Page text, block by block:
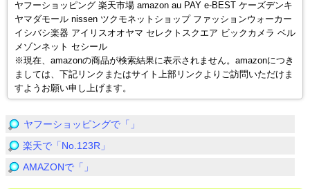
ヤフーショッピング 楽天市場 amazon au PAY e-BEST ケーズデンキ
ヤマダモール nissen ツクモネットショップ ファッションウォーカー
イシバシ楽器 アイリスオオヤマ セレクトスクエア ビックカメラ ベル
メゾンネット セシール
※現在、amazonの商品が検索結果に表示されません。amazonにつき
ましては、下記リンクまたはサイト上部リンクよりご訪問いただけま
すようお願い申し上げます。
ヤフーショッピングで「」
楽天で「No.123R」
AMAZONで「」